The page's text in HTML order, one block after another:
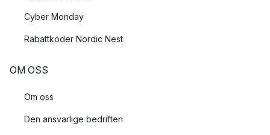
Cyber Monday
Rabattkoder Nordic Nest
OM OSS
Om oss
Den ansvarlige bedriften